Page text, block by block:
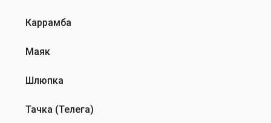
Каррамба
Маяк
Шлюпка
Тачка (Телега)